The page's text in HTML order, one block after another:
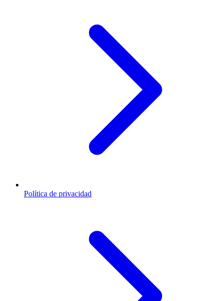
Política de privacidad